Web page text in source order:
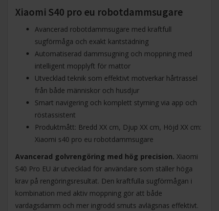
Xiaomi S40 pro eu robotdammsugare
Avancerad robotdammsugare med kraftfull
sugförmåga och exakt kantstädning
Automatiserad dammsugning och moppning med
intelligent mopplyft för mattor
Utvecklad teknik som effektivt motverkar hårtrassel
från både människor och husdjur
Smart navigering och komplett styrning via app och
röstassistent
Produktmått: Bredd XX cm, Djup XX cm, Höjd XX cm:
Xiaomi s40 pro eu robotdammsugare
Avancerad golvrengöring med hög precision. Xiaomi
S40 Pro EU är utvecklad för användare som ställer höga
krav på rengöringsresultat. Den kraftfulla sugförmågan i
kombination med aktiv moppning gör att både
vardagsdamm och mer ingrodd smuts avlägsnas effektivt.